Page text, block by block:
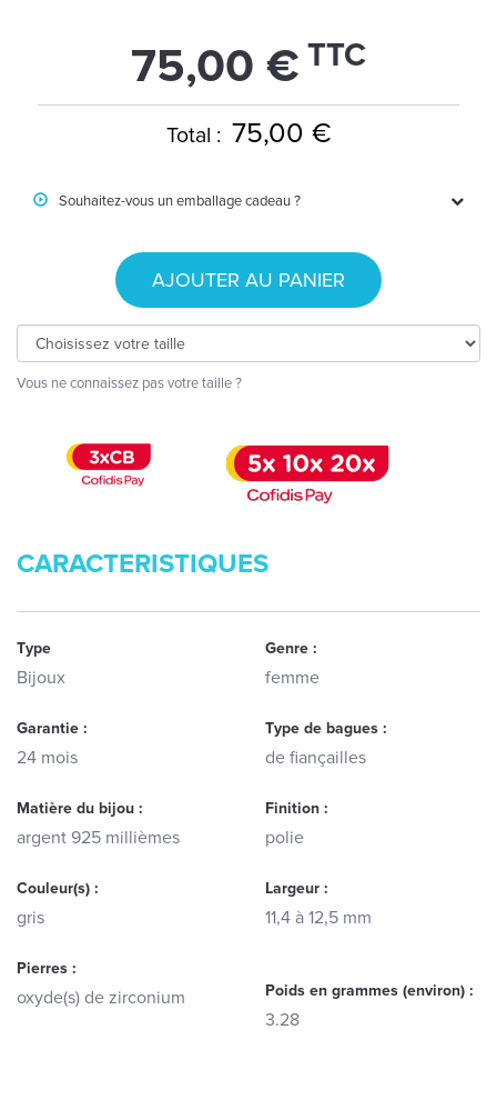
75,00 € TTC
Total : 75,00 €
Souhaitez-vous un emballage cadeau ?
AJOUTER AU PANIER
Vous ne connaissez pas votre taille ?
CARACTERISTIQUES
Type
Bijoux
Genre :
femme
Garantie :
24 mois
Type de bagues :
de fiançailles
Matière du bijou :
argent 925 millièmes
Finition :
polie
Couleur(s) :
gris
Largeur :
11,4 à 12,5 mm
Pierres :
oxyde(s) de zirconium Poids en grammes (environ) :
3.28